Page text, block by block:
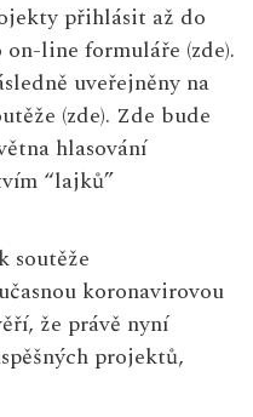
přihlásit až do
on-line formuláře (zde).
uveřejněny na
(zde). Zde bude
hlasování
“lajků”
soutěže
koronavirovou
že právě nyní
projektů,